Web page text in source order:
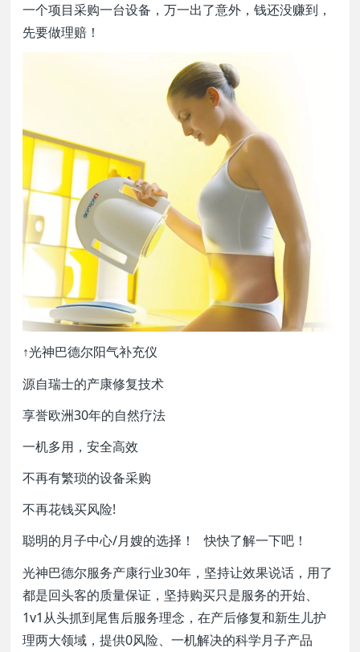
一个项目采购一台设备，万一出了意外，钱还没赚到，
先要做理赔！
↑光神巴德尔阳气补充仪
源自瑞士的产康修复技术
享誉欧洲30年的自然疗法
一机多用，安全高效
不再有繁琐的设备采购
不再花钱买风险!
聪明的月子中心/月嫂的选择！ 快快了解一下吧！
光神巴德尔服务产康行业30年，坚持让效果说话，用了
都是回头客的质量保证，坚持购买只是服务的开始、
1v1从头抓到尾售后服务理念，在产后修复和新生儿护
理两大领域，提供0风险、一机解决的科学月子产品